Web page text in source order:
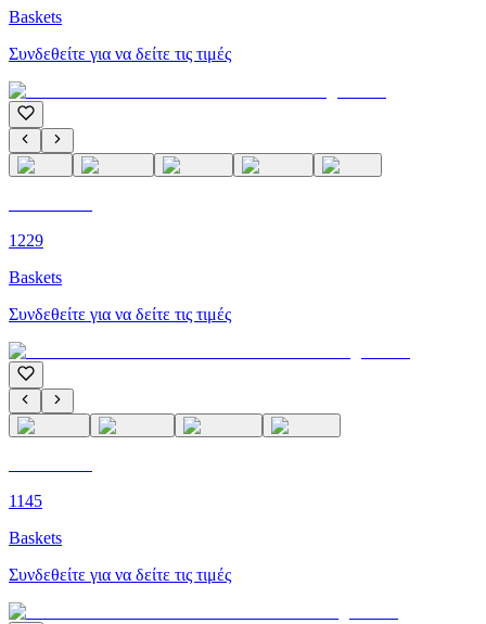
Baskets
Συνδεθείτε για να δείτε τις τιμές
1229
Baskets
Συνδεθείτε για να δείτε τις τιμές
1145
Baskets
Συνδεθείτε για να δείτε τις τιμές